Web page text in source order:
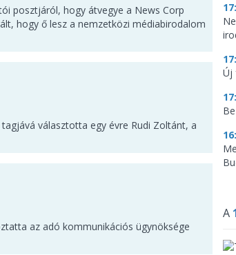
posztjáról, hogy átvegye a News Corp
hogy ő lesz a nemzetközi médiabirodalom
választotta egy évre Rudi Zoltánt, a
az adó kommunikációs ügynöksége
Új
A